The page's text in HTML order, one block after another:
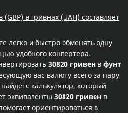
в гривнах (UAH) составляет
легко и быстро обменять одну
удобного конвертера.
30820 гривен в фунт
вас валюту всего за пару
калькулятор, который
эквиваленты 30820 гривен в
ориентироваться в